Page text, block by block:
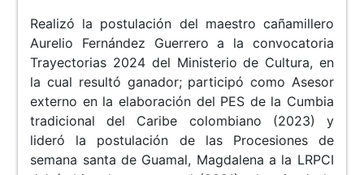
Realizó la postulación del maestro cañamillero
Aurelio Fernández Guerrero a la convocatoria
Trayectorias 2024 del Ministerio de Cultura, en
la cual resultó ganador; participó como Asesor
externo en la elaboración del PES de la Cumbia
tradicional del Caribe colombiano (2023) y
lideró la postulación de las Procesiones de
semana santa de Guamal, Magdalena a la LRPCI